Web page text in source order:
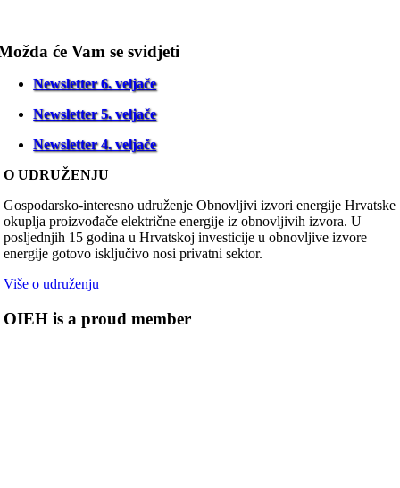
će Vam se svidjeti
Newsletter 6. veljače
Newsletter 5. veljače
Newsletter 4. veljače
O UDRUŽENJU
Gospodarsko-interesno udruženje Obnovljivi izvori energije Hrvatske
okuplja proizvođače električne energije iz obnovljivih izvora. U
posljednjih 15 godina u Hrvatskoj investicije u obnovljive izvore
energije gotovo isključivo nosi privatni sektor.
Više o udruženju
OIEH is a proud member